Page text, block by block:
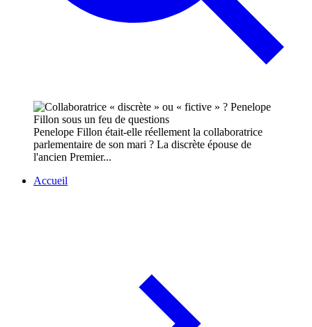
Penelope Fillon était-elle réellement la collaboratrice
parlementaire de son mari ? La discrète épouse de
l'ancien Premier...
Accueil